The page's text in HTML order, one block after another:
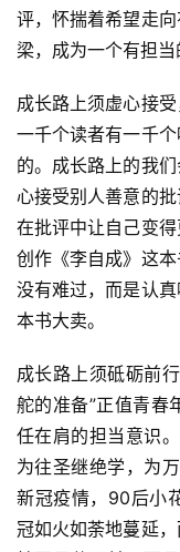
评，怀揣着希望走
梁，成为一个有担当
成长路上须虚心接
一千个读者有一千
的。成长路上的我
心接受别人善意的批
在批评中让自己变
创作《李自成》这
没有难过，而是认
本书大卖。
成长路上须砥砺前
舵的准备”正值青春
任在肩的担当意识
为往圣继绝学，为
新冠疫情，90后小
冠如火如荼地蔓延